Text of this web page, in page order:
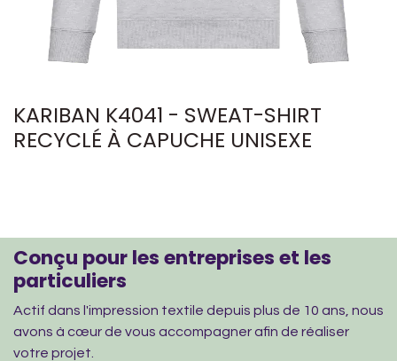
KARIBAN K4041 - SWEAT-SHIRT
RECYCLÉ À CAPUCHE UNISEXE
Conçu pour les entreprises et les
particuliers
Actif dans l'impression textile depuis plus de 10 ans, nous
avons à cœur de vous accompagner afin de réaliser
votre projet.